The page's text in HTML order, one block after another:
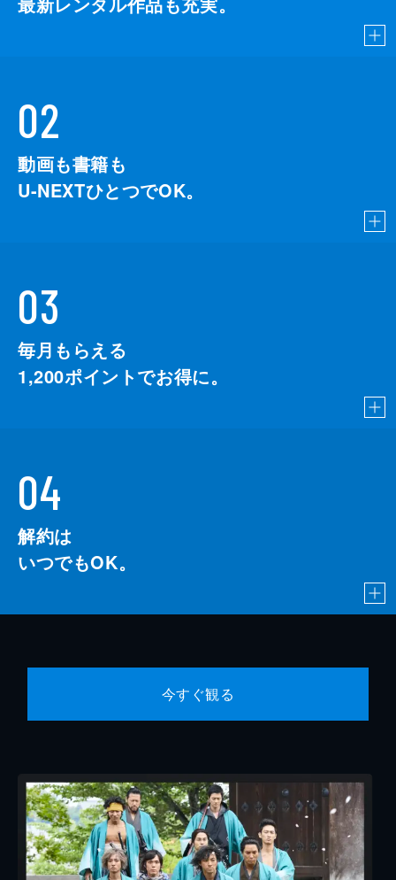
02
動画も書籍も
U-NEXTひとつでOK。
03
毎月もらえる
1,200ポイントでお得に。
04
解約は
いつでもOK。
今すぐ観る